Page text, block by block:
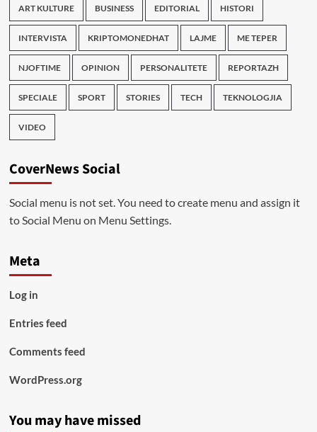
ART KULTURE BUSINESS EDITORIAL HISTORI
INTERVISTA KRIPTOMONEDHAT LAJME ME TEPER
NJOFTIME OPINION PERSONALITETE REPORTAZH
SPECIALE SPORT STORIES TECH TEKNOLOGJIA
VIDEO
CoverNews Social
Social menu is not set. You need to create menu and assign it
to Social Menu on Menu Settings.
Meta
Log in
Entries feed
Comments feed
WordPress.org
You may have missed